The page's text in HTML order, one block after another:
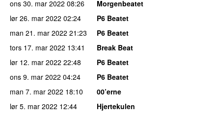
ons 30. mar 2022 08:26
Morgenbeatet
lør 26. mar 2022 02:24
P6 Beatet
man 21. mar 2022 21:23
P6 Beatet
tors 17. mar 2022 13:41
Break Beat
lør 12. mar 2022 22:48
P6 Beatet
ons 9. mar 2022 04:24
P6 Beatet
man 7. mar 2022 18:10
00’erne
lør 5. mar 2022 12:44
Hjertekulen